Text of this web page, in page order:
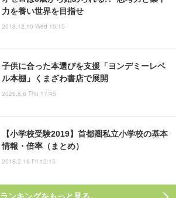
力を養い世界を目指せ
2018.12.19 Wed 15:15
子供に合った本選びを支援「ヨンデミーレベ
ル本棚」くまざわ書店で展開
2026.8.6 Thu 17:45
【小学校受験2019】首都圏私立小学校の基本
情報・倍率（まとめ）
2018.2.16 Fri 12:15